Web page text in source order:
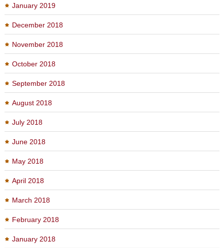
January 2019
December 2018
November 2018
October 2018
September 2018
August 2018
July 2018
June 2018
May 2018
April 2018
March 2018
February 2018
January 2018